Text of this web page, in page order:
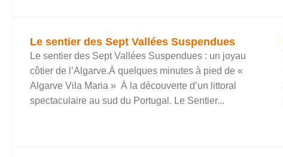
Le sentier des Sept Vallées Suspendues
Le sentier des Sept Vallées Suspendues : un joyau
côtier de l’Algarve.À quelques minutes à pied de «
Algarve Vila Maria » À la découverte d’un littoral
spectaculaire au sud du Portugal. Le Sentier...